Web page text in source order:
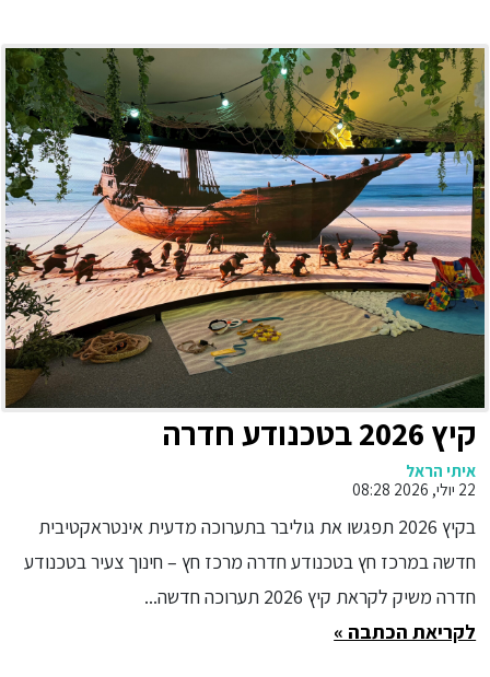
קיץ 2026 בטכנודע חדרה
איתי הראל
22 יולי, 2026 08:28
בקיץ 2026 תפגשו את גוליבר בתערוכה מדעית אינטראקטיבית
חדשה במרכז חץ בטכנודע חדרה מרכז חץ – חינוך צעיר בטכנודע
חדרה משיק לקראת קיץ 2026 תערוכה חדשה...
לקריאת הכתבה »